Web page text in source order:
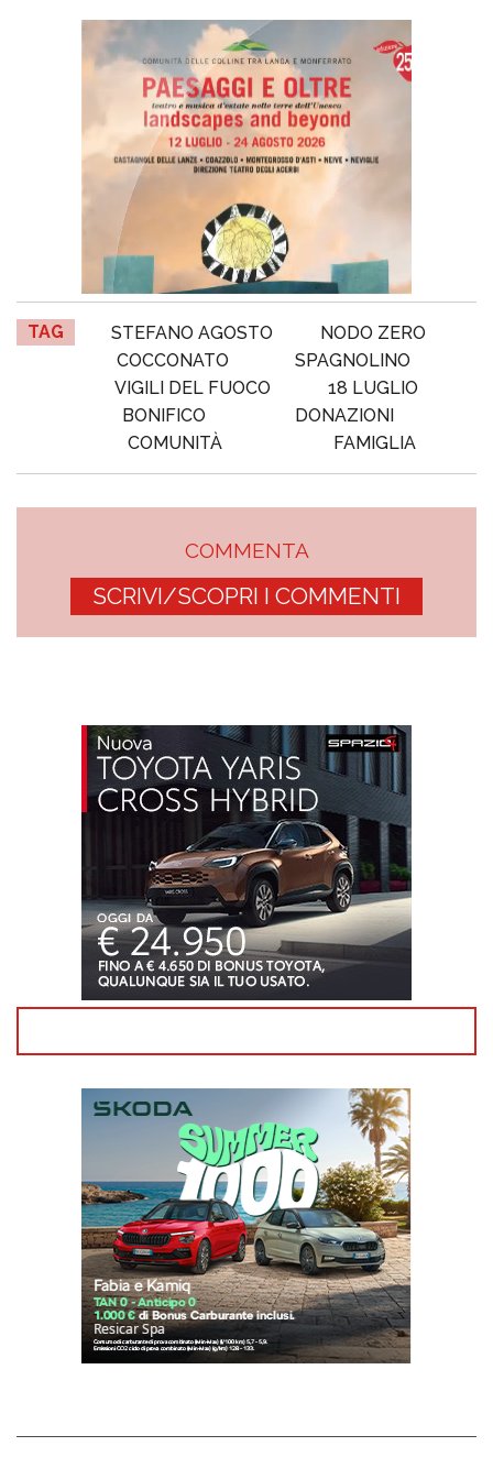
TAG STEFANO AGOSTO
NODO ZERO
COCCONATO
SPAGNOLINO
VIGILI DEL FUOCO
18 LUGLIO
BONIFICO
DONAZIONI
COMUNITÀ
FAMIGLIA
COMMENTA
SCRIVI/SCOPRI I COMMENTI